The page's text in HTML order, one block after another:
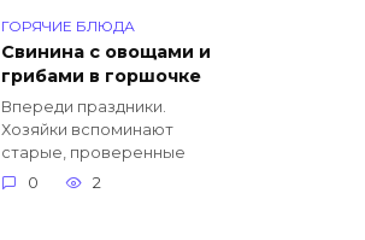
ГОРЯЧИЕ БЛЮДА
Свинина с овощами и
грибами в горшочке
Впереди праздники.
Хозяйки вспоминают
старые, проверенные
0
2